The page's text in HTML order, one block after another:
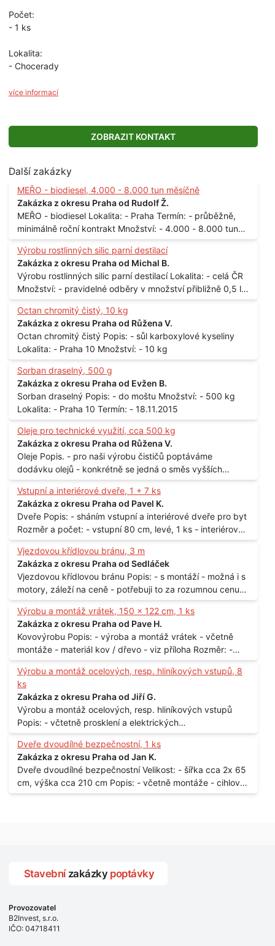
Počet:
- 1 ks
Lokalita:
- Chocerady
více informací
ZOBRAZIT KONTAKT
Další zakázky
MEŘO - biodiesel, 4.000 - 8.000 tun měsíčně
Zakázka z okresu Praha od Rudolf Ž.
MEŘO - biodiesel Lokalita: - Praha Termín: - průběžně,
minimálně roční kontrakt Množství: - 4.000 - 8.000 tun
měsíčně
Výrobu rostlinných silic parní destilací
Zakázka z okresu Praha od Michal B.
Výrobu rostlinných silic parní destilací Lokalita: - celá ČR
Množství: - pravidelné odběry v množství přibližně 0,5 l
až 1 l
Octan chromitý čistý, 10 kg
Zakázka z okresu Praha od Růžena V.
Octan chromitý čistý Popis: - sůl karboxylové kyseliny
Lokalita: - Praha 10 Množství: - 10 kg
Sorban draselný, 500 g
Zakázka z okresu Praha od Evžen B.
Sorban draselný Popis: - do moštu Množství: - 500 kg
Lokalita: - Praha 10 Termín: - 18.11.2015
Oleje pro technické využití, cca 500 kg
Zakázka z okresu Praha od Růžena V.
Oleje Popis. - pro naši výrobu čističů poptáváme
dodávku olejů - konkrétně se jedná o směs vyšších
mastných kyselin s převahou olejové kyseliny - účelem je
technické využití - hustota při 20°C - cca 870 kg / m3
Balení: - po 190 kg v sudu Množství: - cca 500 kg - roční
spotřeba Lokalita: - Praha
Vstupní a interiérové dveře, 1 + 7 ks
Zakázka z okresu Praha od Pavel K.
Dveře Popis: - sháním vstupní a interiérové dveře pro byt
Rozměr a počet: - vstupní 80 cm, levé, 1 ks - interiérové
80 cm, levé, 2 ks - 80 cm, pravé, 3 ks - 60 cm, levé, 2 ks
Lokalita: - Praha 10
Vjezdovou křídlovou bránu, 3 m
Zakázka z okresu Praha od Sedláček
Vjezdovou křídlovou bránu Popis: - s montáží - možná i s
motory, záleží na ceně - potřebuji to za rozumnou cenu
Materiál: - ocel Množství: - 1 ks Velikost: - 3 m Lokalita: -
Praha
Výrobu a montáž vrátek, 150 x 122 cm, 1 ks
Zakázka z okresu Praha od Pave H.
Kovovýrobu Popis: - výroba a montáž vrátek - včetně
montáže - materiál kov / dřevo - viz příloha Rozměr: -
150 x 122 cm Lokalita: - Senohraby Nabídky na e-mail.
Výrobu a montáž ocelových, resp. hliníkových vstupů, 8
ks
Zakázka z okresu Praha od Jiří G.
Výrobu a montáž ocelových, resp. hliníkových vstupů
Popis: - včtetně prosklení a elektrických
samozamýkacích zámků pro panelový dům - jedná se o
vchodové dveře umístěné v zarámovaném a proskleném
portálu - předmětem dodávky bude i demontáž
stávajících a už nevyhovujících prosklených,
umělohmotných vstupů Množství: - 8 ks Lokalita: - 7, 9,
Dveře dvoudílné bezpečnostní, 1 ks
Zakázka z okresu Praha od Jan K.
Dveře dvoudílné bezpečnostní Velikost: - šířka cca 2x 65
cm, výška cca 210 cm Popis: - včetně montáže - cihlový
dům, 2. patro - vchod z chodby - rozměry bez zárubní
Stavební zakázky poptávky
Provozovatel
B2Invest, s.r.o.
IČO: 04718411